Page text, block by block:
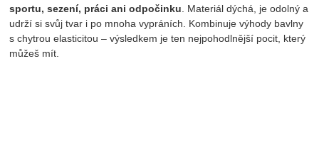
sportu, sezení, práci ani odpočinku . Materiál dýchá, je odolný a
udrží si svůj tvar i po mnoha vypráních. Kombinuje výhody bavlny
s chytrou elasticitou – výsledkem je ten nejpohodlnější pocit, který
můžeš mít.